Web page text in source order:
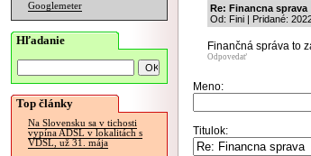
Googlemeter
Hľadanie
Top články
Na Slovensku sa v tichosti
vypína ADSL v lokalitách s
VDSL, už 31. mája
Re: Financna sprava
Od: Fini | Pridané:
Finančná správa to
Odpovedať
Meno:
Titulok: